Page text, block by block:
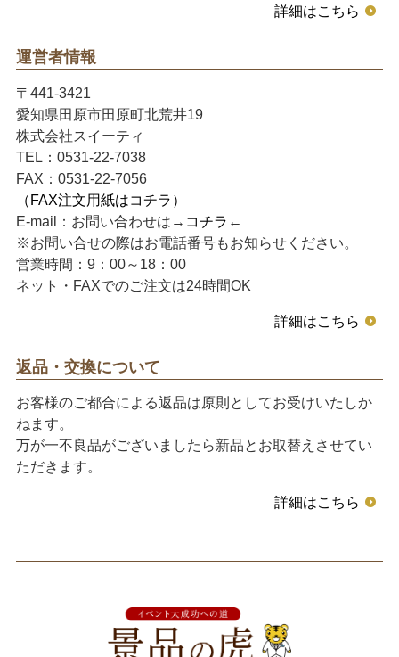
詳細はこちら
運営者情報
〒441-3421
愛知県田原市田原町北荒井19
株式会社スイーティ
TEL：0531-22-7038
FAX：0531-22-7056
（FAX注文用紙はコチラ）
E-mail：お問い合わせは→ コチラ ←
※お問い合せの際はお電話番号もお知らせください。
営業時間：9：00～18：00
ネット・FAXでのご注文は24時間OK
詳細はこちら
返品・交換について
お客様のご都合による返品は原則としてお受けいたしか
ねます。
万が一不良品がございましたら新品とお取替えさせてい
ただきます。
詳細はこちら